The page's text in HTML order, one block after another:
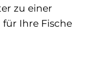
zu einer
Ihre Fische